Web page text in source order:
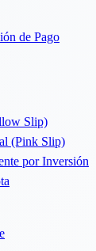
de Pago
Slip)
(Pink Slip)
por Inversión